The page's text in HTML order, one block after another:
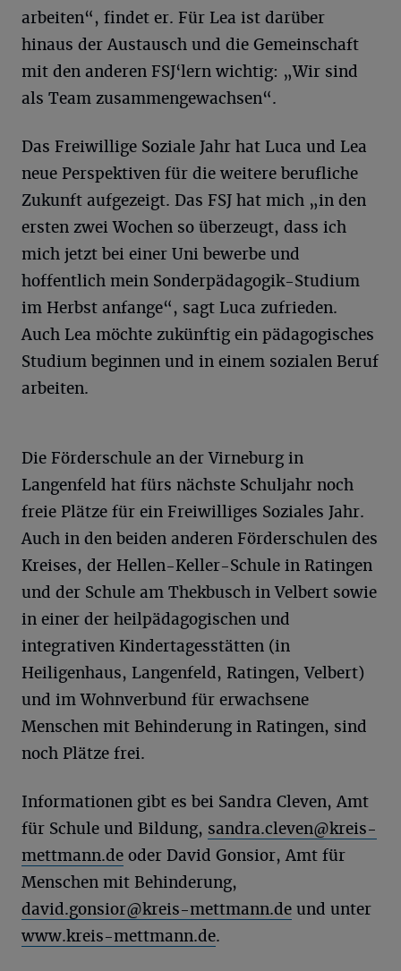
arbeiten“, findet er. Für Lea ist darüber
hinaus der Austausch und die Gemeinschaft
mit den anderen FSJ‘lern wichtig: „Wir sind
als Team zusammengewachsen“.
Das Freiwillige Soziale Jahr hat Luca und Lea
neue Perspektiven für die weitere berufliche
Zukunft aufgezeigt. Das FSJ hat mich „in den
ersten zwei Wochen so überzeugt, dass ich
mich jetzt bei einer Uni bewerbe und
hoffentlich mein Sonderpädagogik-Studium
im Herbst anfange“, sagt Luca zufrieden.
Auch Lea möchte zukünftig ein pädagogisches
Studium beginnen und in einem sozialen Beruf
arbeiten.
Die Förderschule an der Virneburg in
Langenfeld hat fürs nächste Schuljahr noch
freie Plätze für ein Freiwilliges Soziales Jahr.
Auch in den beiden anderen Förderschulen des
Kreises, der Hellen-Keller-Schule in Ratingen
und der Schule am Thekbusch in Velbert sowie
in einer der heilpädagogischen und
integrativen Kindertagesstätten (in
Heiligenhaus, Langenfeld, Ratingen, Velbert)
und im Wohnverbund für erwachsene
Menschen mit Behinderung in Ratingen, sind
noch Plätze frei.
Informationen gibt es bei Sandra Cleven, Amt
für Schule und Bildung, sandra.cleven@kreis-
mettmann.de oder David Gonsior, Amt für
Menschen mit Behinderung,
david.gonsior@kreis-mettmann.de und unter
www.kreis-mettmann.de.